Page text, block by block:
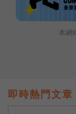
本網
即時熱門文章